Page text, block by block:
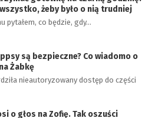
żeby było o nią trudniej
pytałem, co będzie, gdy…
są bezpieczne? Co wiadomo o
Żabkę
nieautoryzowany dostęp do części
o głos na Zofię. Tak oszuści